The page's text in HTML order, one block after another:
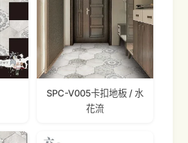
SPC-V005卡扣地板 / 水
花流